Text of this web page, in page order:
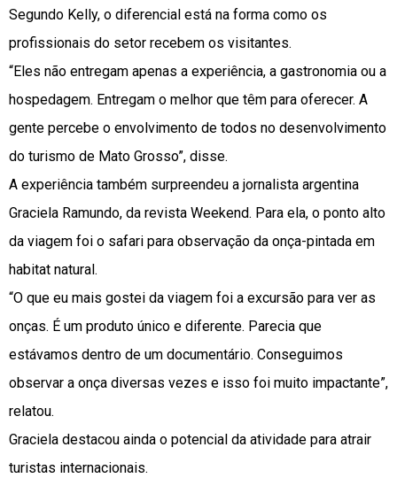
Segundo Kelly, o diferencial está na forma como os
profissionais do setor recebem os visitantes.
“Eles não entregam apenas a experiência, a gastronomia ou a
hospedagem. Entregam o melhor que têm para oferecer. A
gente percebe o envolvimento de todos no desenvolvimento
do turismo de Mato Grosso”, disse.
A experiência também surpreendeu a jornalista argentina
Graciela Ramundo, da revista Weekend. Para ela, o ponto alto
da viagem foi o safari para observação da onça-pintada em
habitat natural.
“O que eu mais gostei da viagem foi a excursão para ver as
onças. É um produto único e diferente. Parecia que
estávamos dentro de um documentário. Conseguimos
observar a onça diversas vezes e isso foi muito impactante”,
relatou.
Graciela destacou ainda o potencial da atividade para atrair
turistas internacionais.